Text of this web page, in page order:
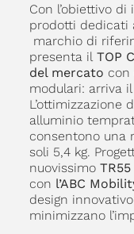
Con l’obiettivo
prodotti dedicati
marchio di
presenta il TOP
del mercato con
modulari: arriva il
L’ottimizzazione
alluminio
consentono una
soli 5,4 kg.
nuovissimo TR55
con l’ABC
design
minimizzano